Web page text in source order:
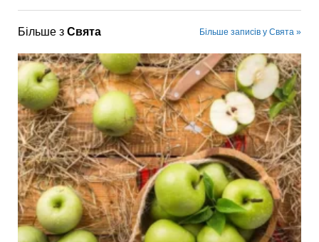
Більше з Свята Більше записів у Свята »